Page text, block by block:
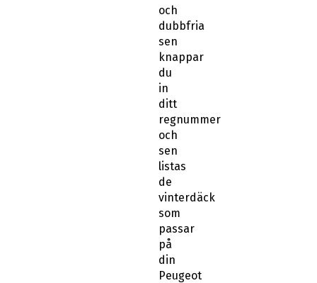
och
dubbfria
sen
knappar
du
in
ditt
regnummer
och
sen
listas
de
vinterdäck
som
passar
på
din
Peugeot